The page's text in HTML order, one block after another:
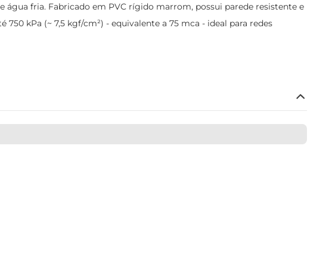
água fria. Fabricado em PVC rígido marrom, possui parede resistente e
kPa (~ 7,5 kgf/cm²) - equivalente a 75 mca - ideal para redes